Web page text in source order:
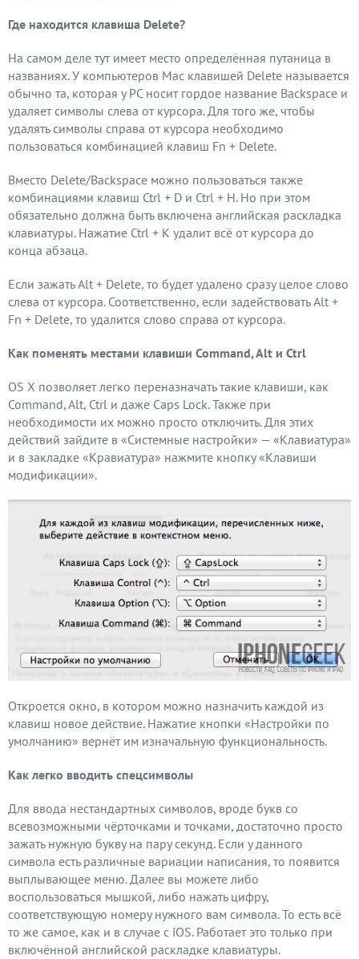
Где находится клавиша Delete?
На самом деле тут имеет место определённая путаница в
названиях. У компьютеров Mac клавишей Delete называется
обычно та, которая у РС носит гордое название Backspace и
удаляет символы слева от курсора. Для того же, чтобы
удалять символы справа от курсора необходимо
пользоваться комбинацией клавиш Fn + Delete.
Вместо Delete/Backspace можно пользоваться также
комбинациями клавиш Ctrl + D и Ctrl + H. Но при этом
обязательно должна быть включена английская раскладка
клавиатуры. Нажатие Ctrl + K удалит всё от курсора до
конца абзаца.
Если зажать Alt + Delete, то будет удалено сразу целое слово
слева от курсора. Соответственно, если задействовать Alt +
Fn + Delete, то удалится слово справа от курсора.
Как поменять местами клавиши Command, Alt и Ctrl
OS X позволяет легко переназначать такие клавиши, как
Command, Alt, Ctrl и даже Caps Lock. Также при
необходимости их можно просто отключить. Для этих
действий зайдите в «Системные настройки» — «Клавиатура»
и в закладке «Кравиатура» нажмите кнопку «Клавиши
модификации».
Откроется окно, в котором можно назначить каждой из
клавиш новое действие. Нажатие кнопки «Настройки по
умолчанию» вернёт им изначальную функциональность.
Как легко вводить спецсимволы
Для ввода нестандартных символов, вроде букв со
всевозможными чёрточками и точками, достаточно просто
зажать нужную букву на пару секунд. Если у данного
символа есть различные вариации написания, то появится
выплывающее меню. Далее вы можете либо
воспользоваться мышкой, либо нажать цифру,
соответствующую номеру нужного вам символа. То есть всё
то же самое, как и в случае с iOS. Работает это только при
включённой английской раскладке клавиатуры.